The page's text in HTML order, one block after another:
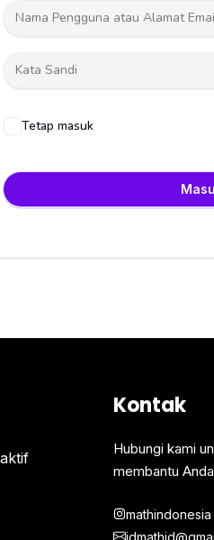
Tetap masuk
Kontak
Hubungi kami
membantu
mathindonesia